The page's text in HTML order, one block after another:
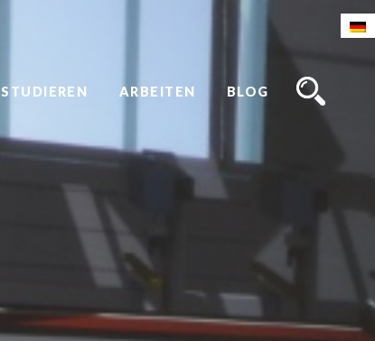
STUDIEREN ARBEITEN BLOG